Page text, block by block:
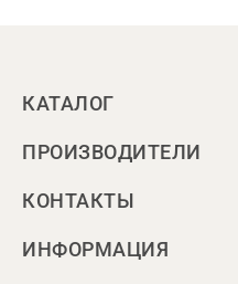
КАТАЛОГ
ПРОИЗВОДИТЕЛИ
КОНТАКТЫ
ИНФОРМАЦИЯ